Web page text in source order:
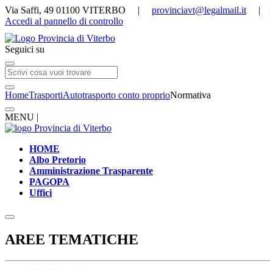
Via Saffi, 49 01100 VITERBO | provinciavt@legalmail.it |
Accedi al pannello di controllo
Seguici su
HomeTrasportiAutotrasporto conto proprioNormativa
MENU |
HOME
Albo Pretorio
Amministrazione Trasparente
PAGOPA
Uffici
AREE TEMATICHE